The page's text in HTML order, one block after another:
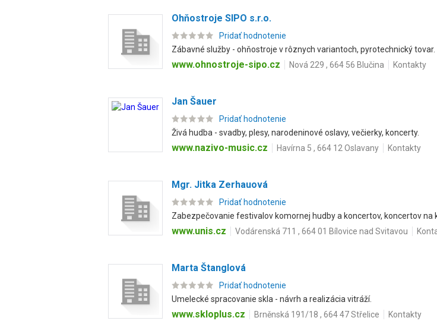
Ohňostroje SIPO s.r.o.
Pridať hodnotenie
Zábavné služby - ohňostroje v rôznych variantoch, pyrotechnický
www.ohnostroje-sipo.cz Nová 229 , 664 56 Blučina Kontakty
Jan Šauer
Pridať hodnotenie
Živá hudba - svadby, plesy, narodeninové oslavy, večierky, koncerty.
www.nazivo-music.cz Havírna 5 , 664 12 Oslavany Kontakty
Mgr. Jitka Zerhauová
Pridať hodnotenie
Zabezpečovanie festivalov komornej hudby a koncertov, koncertov na
www.unis.cz Vodárenská 711 , 664 01 Bílovice nad Svitavou
Marta Štanglová
Pridať hodnotenie
Umelecké spracovanie skla - návrh a realizácia vitráží.
www.skloplus.cz Brněnská 191/18 , 664 47 Střelice Kontakty